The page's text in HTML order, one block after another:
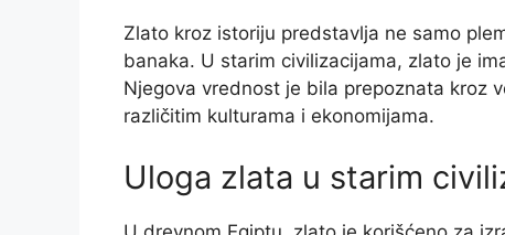
Zlato kroz istoriju predstavlja ne samo
banaka. U starim civilizacijama, zlato je
Njegova vrednost je bila prepoznata kroz
različitim kulturama i ekonomijama.
Uloga zlata u starim